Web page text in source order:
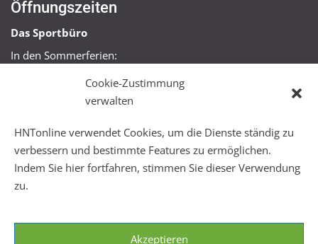
Cookie-Zustimmung
verwalten
HNTonline verwendet Cookies, um die Dienste ständig zu
verbessern und bestimmte Features zu ermöglichen.
Indem Sie hier fortfahren, stimmen Sie dieser Verwendung
zu.
Akzeptieren
Öffnungszeiten
Das Sportbüro
In den Sommerferien:
Mo + Mi 16:00 – 18:00 Uhr
Mo – Fr 08:00 – 22:00 Uhr
Sa + So 10:00 – 18:00 Uhr